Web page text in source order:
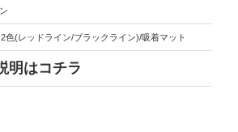
色(レッドライン/ブラックライン)/吸着マット
明はコチラ